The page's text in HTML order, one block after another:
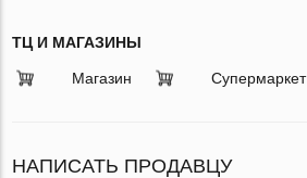
ТЦ И МАГАЗИНЫ
Магазин Супермаркет
НАПИСАТЬ ПРОДАВЦУ